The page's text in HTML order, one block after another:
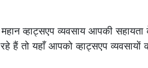
महान व्हाट्सएप व्यवसाय आपकी
रहे हैं तो यहाँ आपको व्हाट्सएप